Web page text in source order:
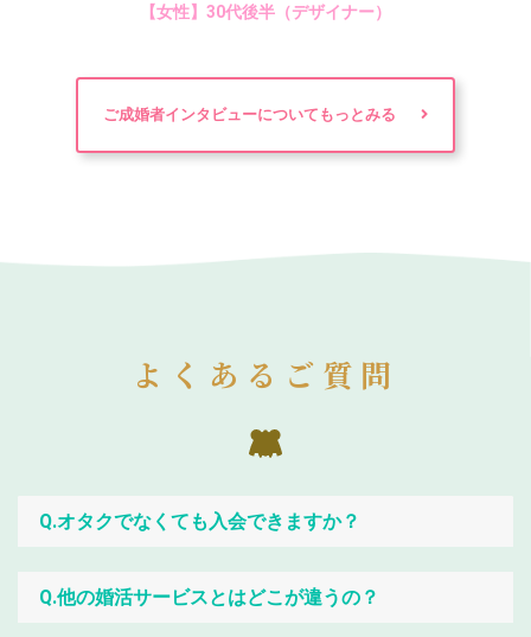
【女性】30代後半（デザイナー）
ご成婚者インタビューについてもっとみる
よくあるご質問
Q.オタクでなくても入会できますか？
Q.他の婚活サービスとはどこが違うの？